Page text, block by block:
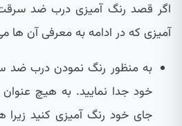
اگر قصد رنگ آمیزی درب ضد سرقت
آمیزی که در ادامه به معرفی آن ها
به منظور رنگ نمودن درب ضد
خود جدا نمایید. به هیچ
جای خود رنگ آمیزی کنید